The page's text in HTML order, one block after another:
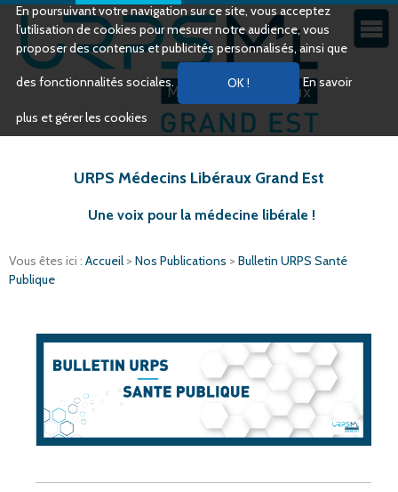
En poursuivant votre navigation sur ce site, vous acceptez
l’utilisation de cookies pour mesurer notre audience, vous
proposer des contenus et publicités personnalisés, ainsi que
des fonctionnalités sociales. En savoir
plus et gérer les cookies
URPS Médecins Libéraux Grand Est
Une voix pour la médecine libérale !
Vous êtes ici : Accueil > Nos Publications > Bulletin URPS Santé
Publique